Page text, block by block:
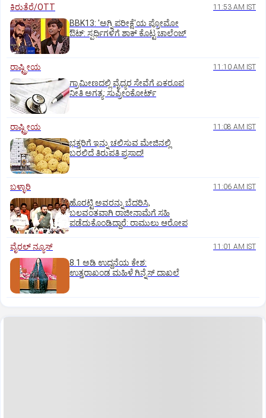
ಕಿರುತೆರೆ/OTT 11:53 AM IST
BBK13: 'ಅಗ್ನಿ ಪರೀಕ್ಷೆ'ಯ ಪ್ರೋಮೋ
ಔಟ್: ಸ್ಪರ್ಧಿಗಳಿಗೆ ಶಾಕ್ ಕೊಟ್ಟ ಚಾಲೆಂಜ್
ರಾಷ್ಟ್ರೀಯ 11:10 AM IST
ಗ್ರಾಮೀಣದಲ್ಲಿ ವೈದ್ಯರ ಸೇವೆಗೆ ಏಕರೂಪ
ನೀತಿ ಅಗತ್ಯ: ಸುಪ್ರೀಂಕೋರ್ಟ್‌
ರಾಷ್ಟ್ರೀಯ 11:08 AM IST
ಭಕ್ತರಿಗೆ ಇನ್ನು ಚಲಿಸುವ ಮೇಜಿನಲ್ಲಿ
ಬರಲಿದೆ ತಿರುಪತಿ ಪ್ರಸಾದ!
ಬಳ್ಳಾರಿ 11:06 AM IST
ಹೊರಟ್ಟಿ ಅವರನ್ನು ಬೆದರಿಸಿ,
ಬಲವಂತವಾಗಿ ರಾಜೀನಾಮೆಗೆ ಸಹಿ
ಪಡೆದುಕೊಂಡಿದ್ದಾರೆ: ರಾಮುಲು ಆರೋಪ
ವೈರಲ್ ನ್ಯೂಸ್ 11:01 AM IST
8.1 ಅಡಿ ಉದ್ದನೆಯ ಕೇಶ:
ಉತ್ತರಾಖಂಡ ಮಹಿಳೆ ಗಿನ್ನೆಸ್‌ ದಾಖಲೆ